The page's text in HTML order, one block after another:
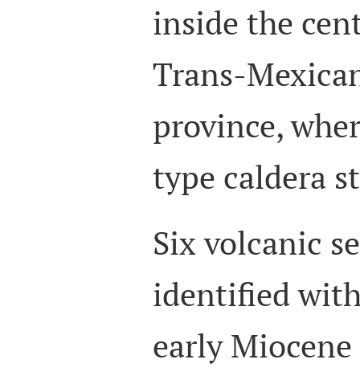
inside the
Trans-
province,
type caldera
Six volcanic
identified
early